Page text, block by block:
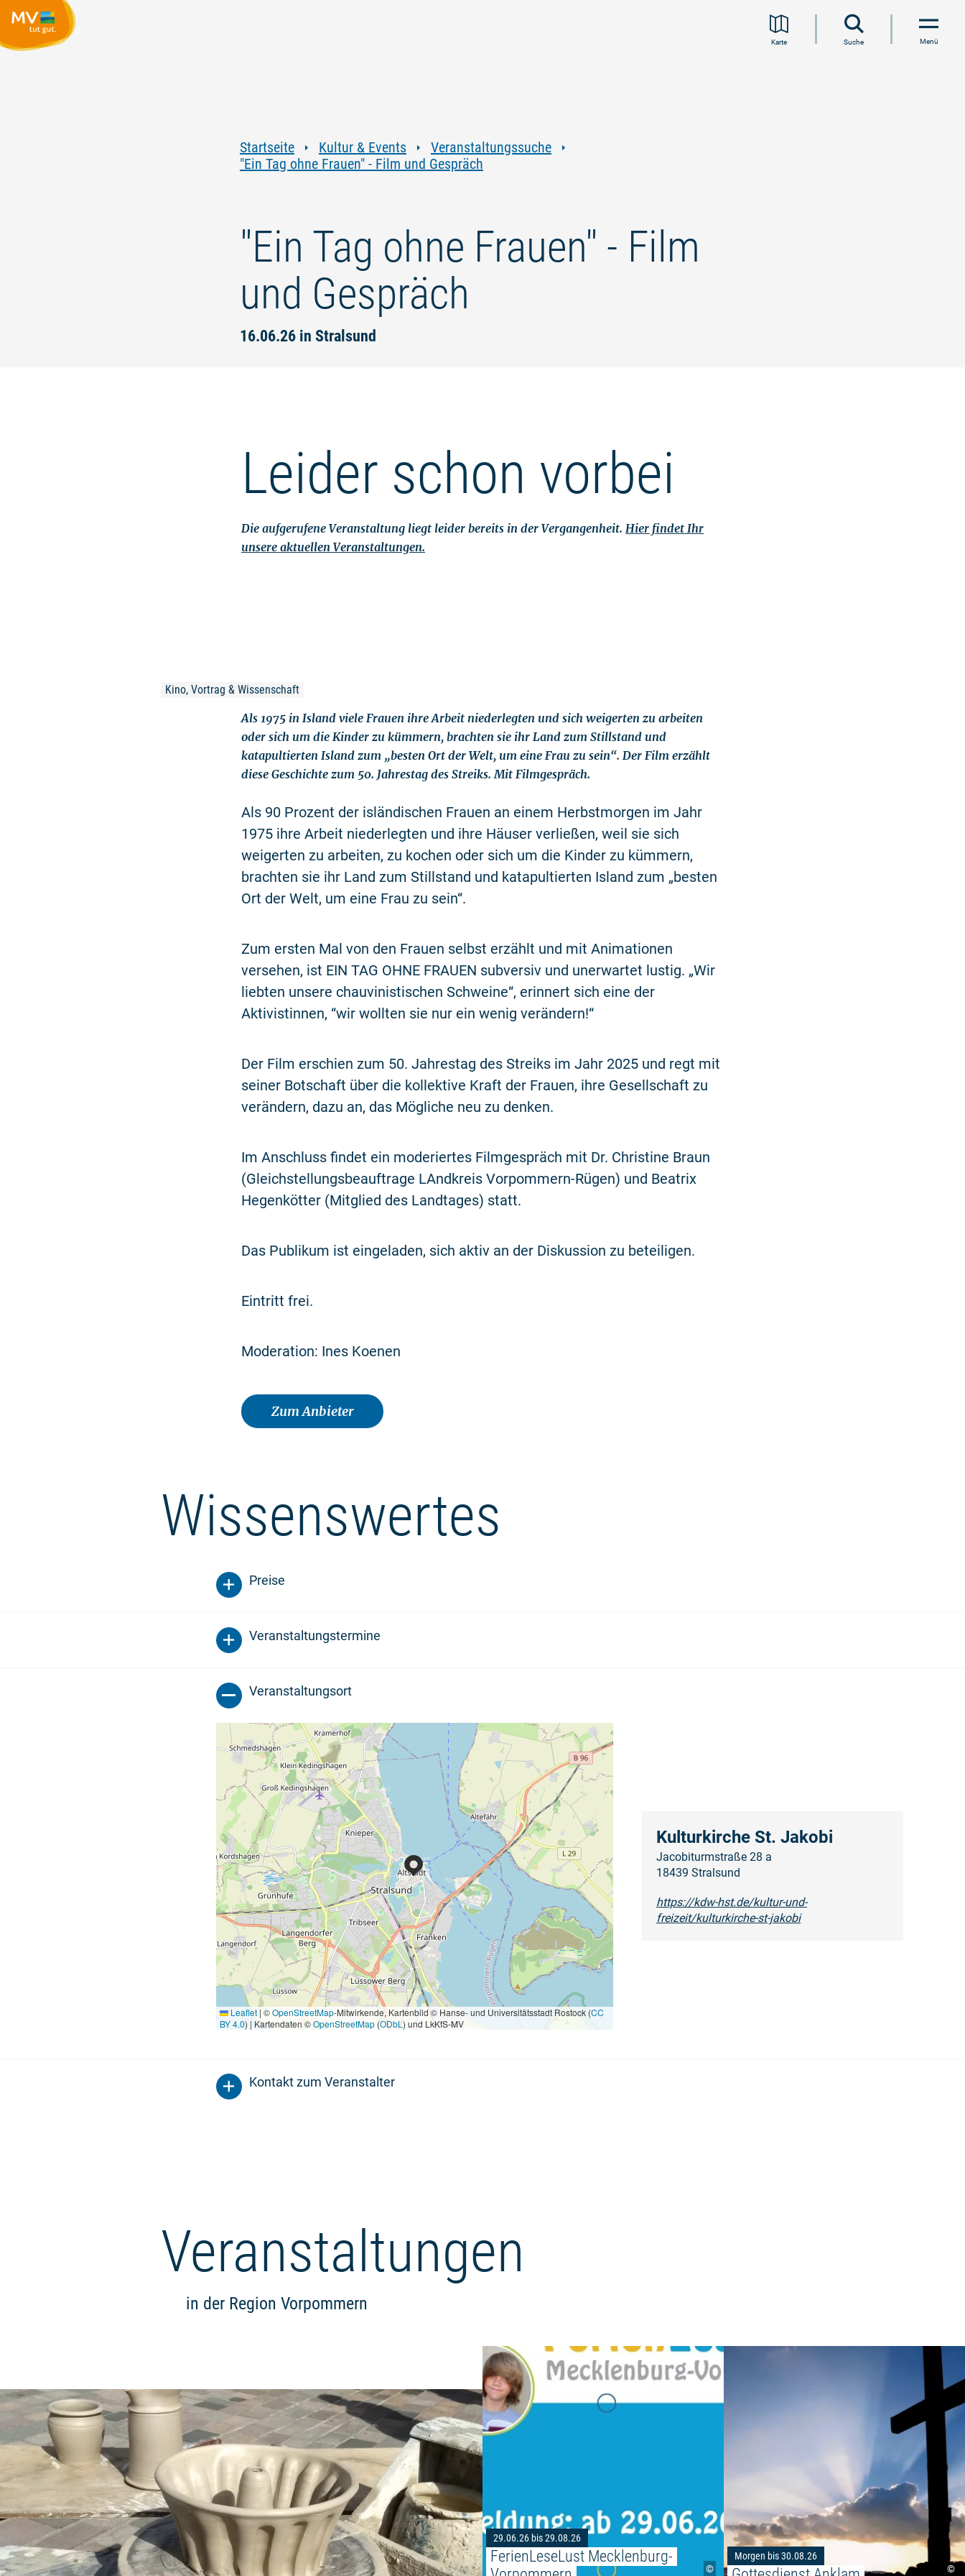
Karte Suche Menü
Startseite Kultur & Events
Veranstaltungssuche
"Ein Tag ohne Frauen" - Film und Gespräch
"Ein Tag ohne Frauen" - Film
und Gespräch
16.06.26 in Stralsund
Leider schon vorbei
Die aufgerufene Veranstaltung liegt leider bereits in der Vergangenheit. Hier findet Ihr
unsere aktuellen Veranstaltungen.
Kino, Vortrag & Wissenschaft
Als 1975 in Island viele Frauen ihre Arbeit niederlegten und sich weigerten zu arbeiten
oder sich um die Kinder zu kümmern, brachten sie ihr Land zum Stillstand und
katapultierten Island zum „besten Ort der Welt, um eine Frau zu sein“. Der Film erzählt
diese Geschichte zum 50. Jahrestag des Streiks. Mit Filmgespräch.
Als 90 Prozent der isländischen Frauen an einem Herbstmorgen im Jahr
1975 ihre Arbeit niederlegten und ihre Häuser verließen, weil sie sich
weigerten zu arbeiten, zu kochen oder sich um die Kinder zu kümmern,
brachten sie ihr Land zum Stillstand und katapultierten Island zum „besten
Ort der Welt, um eine Frau zu sein“.
Zum ersten Mal von den Frauen selbst erzählt und mit Animationen
versehen, ist EIN TAG OHNE FRAUEN subversiv und unerwartet lustig. „Wir
liebten unsere chauvinistischen Schweine“, erinnert sich eine der
Aktivistinnen, “wir wollten sie nur ein wenig verändern!“
Der Film erschien zum 50. Jahrestag des Streiks im Jahr 2025 und regt mit
seiner Botschaft über die kollektive Kraft der Frauen, ihre Gesellschaft zu
verändern, dazu an, das Mögliche neu zu denken.
Im Anschluss findet ein moderiertes Filmgespräch mit Dr. Christine Braun
(Gleichstellungsbeauftrage LAndkreis Vorpommern-Rügen) und Beatrix
Hegenkötter (Mitglied des Landtages) statt.
Das Publikum ist eingeladen, sich aktiv an der Diskussion zu beteiligen.
Eintritt frei.
Moderation: Ines Koenen
Zum Anbieter
Wissenswertes
Preise
Veranstaltungstermine
Veranstaltungsort
Leaflet | ©OpenStreetMap-Mitwirkende, Kartenbild © Hanse- und Universitätsstadt Rostock (CC
BY 4.0) | Kartendaten ©OpenStreetMap(ODbL) und LkKfS-MV
Kulturkirche St. Jakobi
Jacobiturmstraße 28 a
18439 Stralsund
https://kdw-hst.de/kultur-und-
freizeit/kulturkirche-st-jakobi
Kontakt zum Veranstalter
Veranstaltungen
in der Region Vorpommern
Weiterlesen: "Töpfermarkt Stralsund Alter Markt"
©
29.06.26 bis 29.08.26
FerienLeseLust Mecklenburg-
Weiterlesen: "FerienLeseLust Mecklenburg-
©
Morgen bis 30.08.26